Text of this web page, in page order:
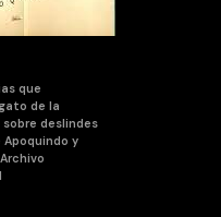
que
de la
deslindes
y